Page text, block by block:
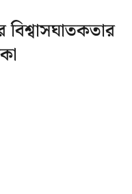
বিশ্বাসঘাতকতার